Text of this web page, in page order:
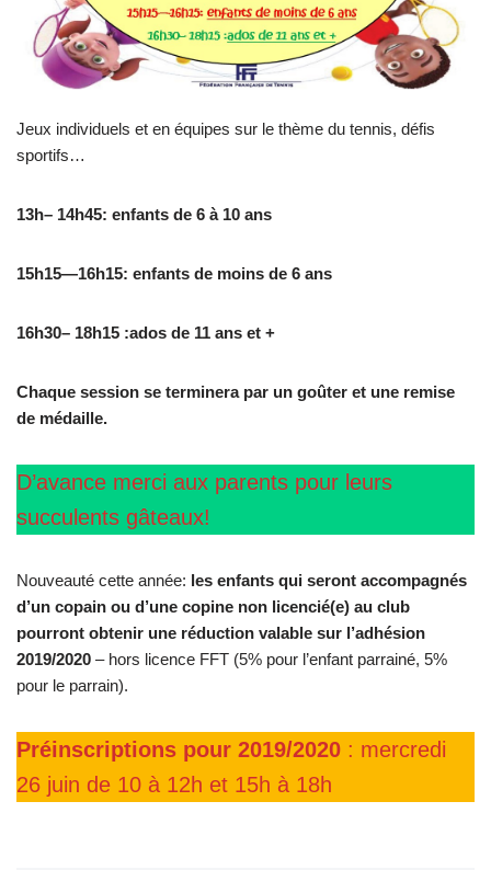
Jeux individuels et en équipes sur le thème du tennis, défis
sportifs…
13h– 14h45: enfants de 6 à 10 ans
15h15—16h15: enfants de moins de 6 ans
16h30– 18h15 :ados de 11 ans et +
Chaque session se terminera par un goûter et une remise
de médaille.
D’avance merci aux parents pour leurs
succulents gâteaux!
Nouveauté cette année: les enfants qui seront accompagnés
d’un copain ou d’une copine non licencié(e) au club
pourront obtenir une réduction valable sur l’adhésion
2019/2020 – hors licence FFT (5% pour l’enfant parrainé, 5%
pour le parrain).
Préinscriptions pour 2019/2020 : mercredi
26 juin de 10 à 12h et 15h à 18h